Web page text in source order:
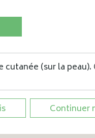
(sur la peau).
Continuer